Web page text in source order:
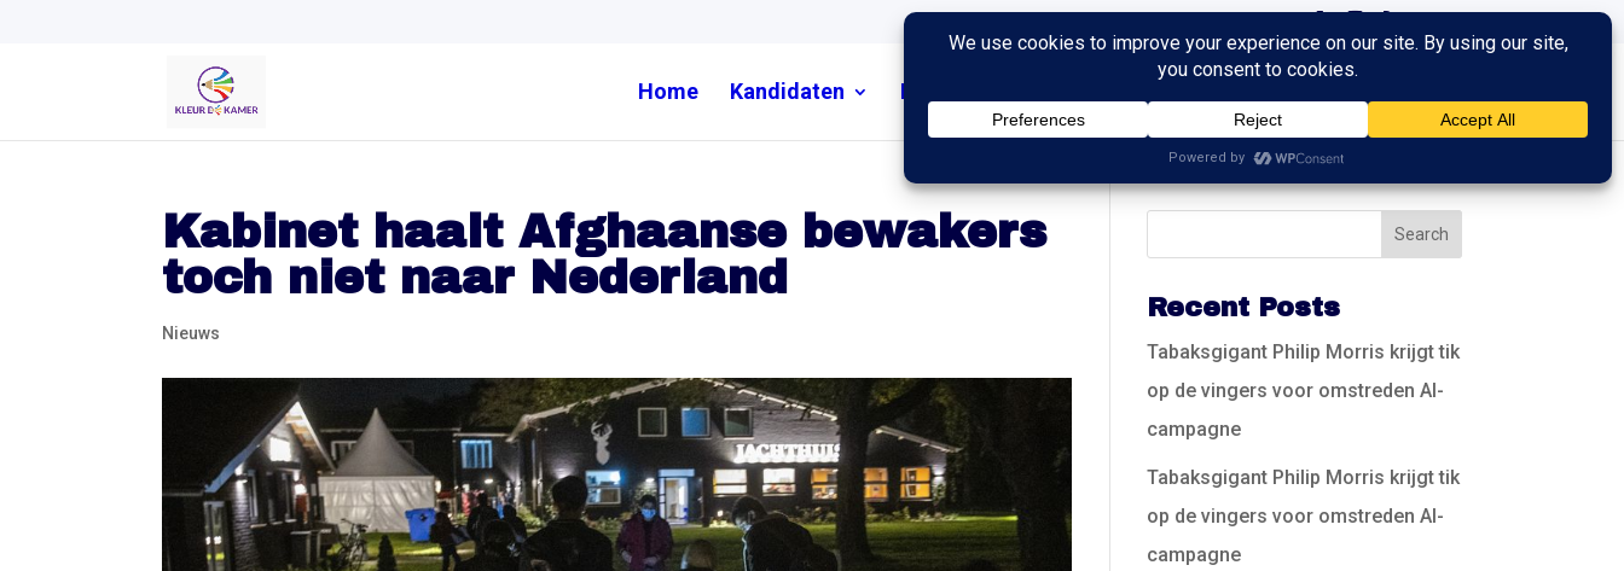
Home Kandidaten Nieuws
Kabinet haalt Afghaanse bewakers
toch niet naar Nederland
Nieuws
Recent Posts
Tabaksgigant Philip Morris krijgt tik
op de vingers voor omstreden AI-
campagne
Tabaksgigant Philip Morris krijgt tik
op de vingers voor omstreden AI-
campagne